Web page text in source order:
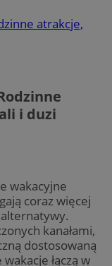
atrakcje,
i duzi
wakacyjne
coraz więcej
kanałami,
dostosowaną
łączą w